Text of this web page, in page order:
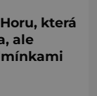
která
ale